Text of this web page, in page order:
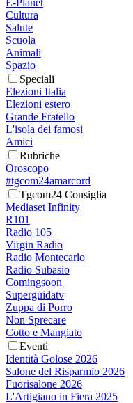
Cultura
Salute
Scuola
Animali
Spazio
Speciali
Elezioni Italia
Elezioni estero
Grande Fratello
L'isola dei famosi
Amici
Rubriche
Oroscopo
#tgcom24amarcord
Tgcom24 Consiglia
Mediaset Infinity
R101
Radio 105
Virgin Radio
Radio Montecarlo
Radio Subasio
Comingsoon
Superguidatv
Zuppa di Porro
Non Sprecare
Cotto e Mangiato
Eventi
Identità Golose 2026
Salone del Risparmio 2026
Fuorisalone 2026
L'Artigiano in Fiera 2025